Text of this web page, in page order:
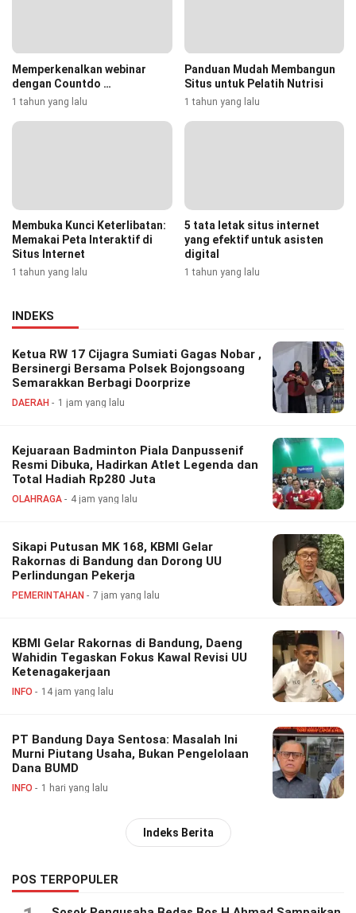
Memperkenalkan webinar
dengan Countdo …
1 tahun yang lalu
Panduan Mudah Membangun
Situs untuk Pelatih Nutrisi
1 tahun yang lalu
Membuka Kunci Keterlibatan:
Memakai Peta Interaktif di
Situs Internet
1 tahun yang lalu
5 tata letak situs internet
yang efektif untuk asisten
digital
1 tahun yang lalu
INDEKS
Ketua RW 17 Cijagra Sumiati Gagas Nobar ,
Bersinergi Bersama Polsek Bojongsoang
Semarakkan Berbagi Doorprize
DAERAH 1 jam yang lalu
Kejuaraan Badminton Piala Danpussenif
Resmi Dibuka, Hadirkan Atlet Legenda dan
Total Hadiah Rp280 Juta
OLAHRAGA 4 jam yang lalu
Sikapi Putusan MK 168, KBMI Gelar
Rakornas di Bandung dan Dorong UU
Perlindungan Pekerja
PEMERINTAHAN 7 jam yang lalu
KBMI Gelar Rakornas di Bandung, Daeng
Wahidin Tegaskan Fokus Kawal Revisi UU
Ketenagakerjaan
INFO 14 jam yang lalu
PT Bandung Daya Sentosa: Masalah Ini
Murni Piutang Usaha, Bukan Pengelolaan
Dana BUMD
INFO 1 hari yang lalu
Indeks Berita
POS TERPOPULER